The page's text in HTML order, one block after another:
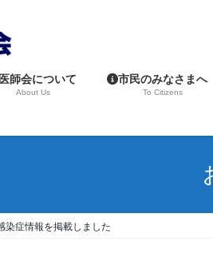
師会について
About Us
市民のみなさまへ
To Citizens
染症情報を掲載しました